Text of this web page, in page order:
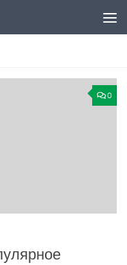
0